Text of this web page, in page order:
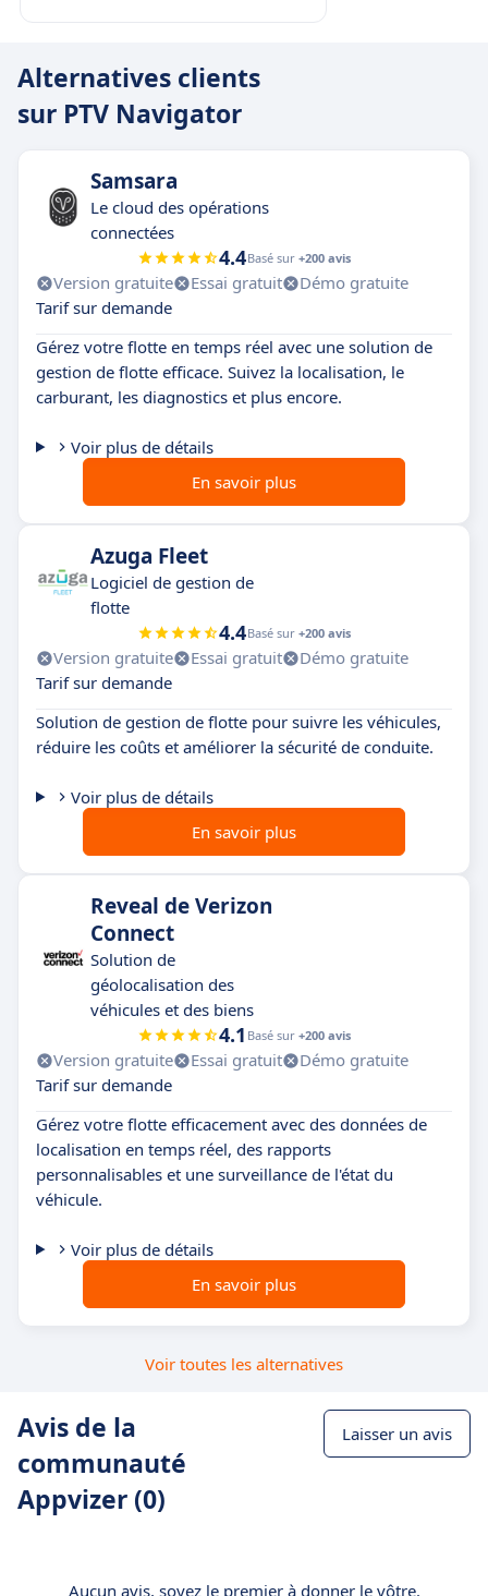
Alternatives clients
sur PTV Navigator
Samsara
Le cloud des opérations
connectées
4.4Basé sur +200 avis
Version gratuite Essai gratuit
Démo gratuite
Tarif sur demande
Gérez votre flotte en temps réel avec une solution de
gestion de flotte efficace. Suivez la localisation, le
carburant, les diagnostics et plus encore.
Voir plus de détails
En savoir plus
Azuga Fleet
Logiciel de gestion de
flotte
4.4Basé sur +200 avis
Version gratuite Essai gratuit
Démo gratuite
Tarif sur demande
Solution de gestion de flotte pour suivre les véhicules,
réduire les coûts et améliorer la sécurité de conduite.
Voir plus de détails
En savoir plus
Reveal de Verizon
Connect
Solution de
géolocalisation des
véhicules et des biens
4.1 Basé sur +200 avis
Version gratuite Essai gratuit
Démo gratuite
Tarif sur demande
Gérez votre flotte efficacement avec des données de
localisation en temps réel, des rapports
personnalisables et une surveillance de l'état du
véhicule.
Voir plus de détails
En savoir plus
Voir toutes les alternatives
Avis de la
communauté
Appvizer (0)
Laisser un avis
Aucun avis, soyez le premier à donner le vôtre.